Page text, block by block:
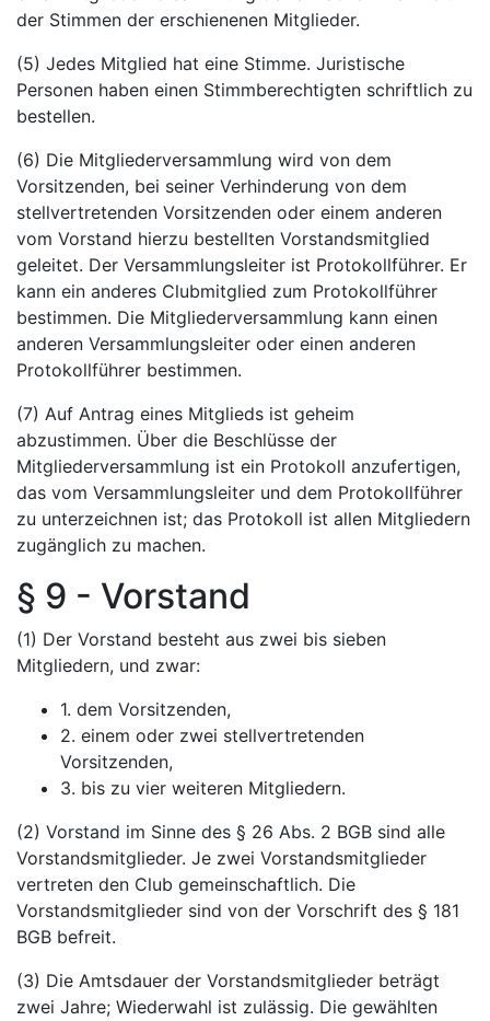
der Stimmen der erschienenen Mitglieder.
(5) Jedes Mitglied hat eine Stimme. Juristische
Personen haben einen Stimmberechtigten schriftlich zu
bestellen.
(6) Die Mitgliederversammlung wird von dem
Vorsitzenden, bei seiner Verhinderung von dem
stellvertretenden Vorsitzenden oder einem anderen
vom Vorstand hierzu bestellten Vorstandsmitglied
geleitet. Der Versammlungsleiter ist Protokollführer. Er
kann ein anderes Clubmitglied zum Protokollführer
bestimmen. Die Mitgliederversammlung kann einen
anderen Versammlungsleiter oder einen anderen
Protokollführer bestimmen.
(7) Auf Antrag eines Mitglieds ist geheim
abzustimmen. Über die Beschlüsse der
Mitgliederversammlung ist ein Protokoll anzufertigen,
das vom Versammlungsleiter und dem Protokollführer
zu unterzeichnen ist; das Protokoll ist allen Mitgliedern
zugänglich zu machen.
§ 9 - Vorstand
(1) Der Vorstand besteht aus zwei bis sieben
Mitgliedern, und zwar:
1. dem Vorsitzenden,
2. einem oder zwei stellvertretenden
Vorsitzenden,
3. bis zu vier weiteren Mitgliedern.
(2) Vorstand im Sinne des § 26 Abs. 2 BGB sind alle
Vorstandsmitglieder. Je zwei Vorstandsmitglieder
vertreten den Club gemeinschaftlich. Die
Vorstandsmitglieder sind von der Vorschrift des § 181
BGB befreit.
(3) Die Amtsdauer der Vorstandsmitglieder beträgt
zwei Jahre; Wiederwahl ist zulässig. Die gewählten